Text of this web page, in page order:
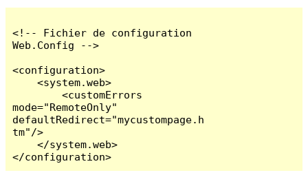
<!-- Fichier de configuration
Web.Config -->
<configuration>
    <system.web>
        <customErrors
mode="RemoteOnly"
defaultRedirect="mycustompage.h
tm"/>
    </system.web>
</configuration>